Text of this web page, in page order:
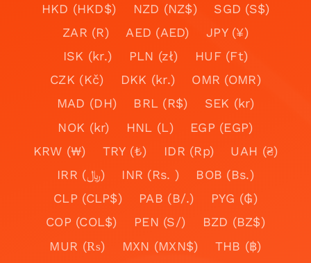
HKD (HKD$)
NZD (NZ$)
SGD (S$)
ZAR (R)
AED (AED)
JPY (¥)
ISK (kr.)
PLN (zł)
HUF (Ft)
CZK (Kč)
DKK (kr.)
OMR (OMR)
MAD (DH)
BRL (R$)
SEK (kr)
NOK (kr)
HNL (L)
EGP (EGP)
KRW (₩)
TRY (₺) IDR (Rp)
UAH (₴)
IRR (﷼)
INR (Rs. )
BOB (Bs.)
CLP (CLP$)
PAB (B/.)
PYG (₲)
COP (COL$)
PEN (S/)
BZD (BZ$)
MUR (₨)
MXN (MXN$)
THB (฿)